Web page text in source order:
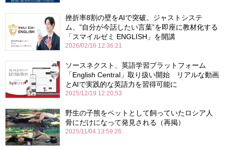
挫折率8割の壁をAIで突破。ジャストシステ
ム、”自分が今話したい言葉”を即座に教材化する
「スマイルゼミ ENGLISH」を開講
2026/02/16 12:36:21
ソースネクスト、英語学習プラットフォーム
「English Central」取り扱い開始 リアルな動画
とAIで実践的な英語力を習得可能に
2025/12/19 12:20:53
野生の子熊をペットとして飼っていたロシア人
骨にだけになって発見される（再掲）
2025/11/04 13:59:26